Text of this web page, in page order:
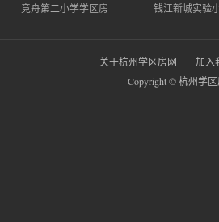
竞舟第二小学学区房 钱江新城实验
关于杭州学区房网
加入
Copyright © 杭州学